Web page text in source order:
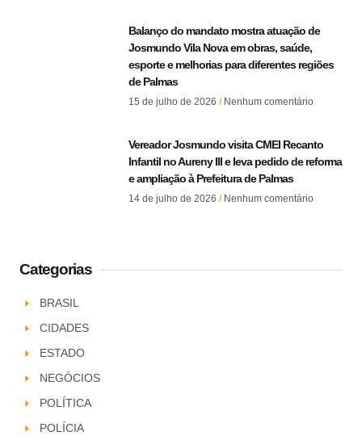
Balanço do mandato mostra atuação de
Josmundo Vila Nova em obras, saúde,
esporte e melhorias para diferentes regiões
de Palmas
15 de julho de 2026 Nenhum comentário
Vereador Josmundo visita CMEI Recanto
Infantil no Aureny III e leva pedido de reforma
e ampliação à Prefeitura de Palmas
14 de julho de 2026 Nenhum comentário
Categorias
BRASIL
CIDADES
ESTADO
NEGÓCIOS
POLÍTICA
POLÍCIA